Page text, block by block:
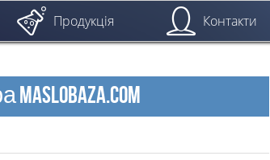
Продукція Контакти